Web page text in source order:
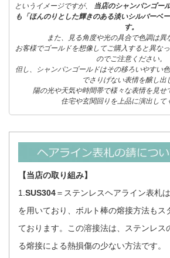
というイメージですが、
当店のシャンパンゴー
も「ほんのりとした輝きのある淡いシルバーベ
す。
また、見る角度や光の具合で色調は異
お客様でゴールドを想像してご購入すると異な
のでご注意ください。
但し、シャンパンゴールドはその移ろいやすい
でさりげない表情を醸し出
陽の光や天気や時間帯で様々な表情を見せ
住宅や玄関回りを上品に演出して
【当店の取り組み】
1.SUS304＝ステンレスヘアライン表札
を用いており、ボルト棒の熔接方法もス
ております。この溶接法は、ステンレス
る熔接による熱損傷の少ない方法です。